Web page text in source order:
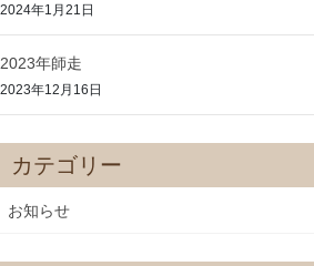
2024年1月21日
2023年師走
2023年12月16日
カテゴリー
お知らせ